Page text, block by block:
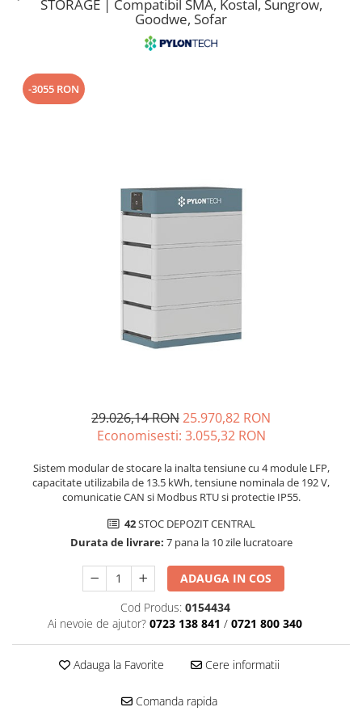
Cabluri semnalizare si control
Conductori rigizi
Cabluri semnalizare incendiu
Cabluri semnalizare si control
STORAGE | Compatibil SMA, Kostal, Sungrow,
Goodwe, Sofar
-3055 RON
29.026,14 RON25.970,82 RON
Economisesti: 3.055,32 RON
Sistem modular de stocare la inalta tensiune cu 4 module LFP,
capacitate utilizabila de 13.5 kWh, tensiune nominala de 192 V,
comunicatie CAN si Modbus RTU si protectie IP55.
42STOC DEPOZIT CENTRAL
Durata de livrare: 7 pana la 10 zile lucratoare
ADAUGA IN COS
Cod Produs: 0154434
Ai nevoie de ajutor? 0723 138 841 / 0721 800 340
Adauga la Favorite Cere informatii
Comanda rapida